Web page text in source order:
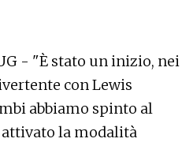
- "È stato un inizio, nei
con Lewis
abbiamo spinto al
la modalità